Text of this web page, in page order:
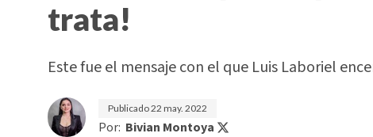
trata!
Este fue el mensaje con el que Luis Laboriel
Publicado22 may. 2022
Por: Bivian Montoya